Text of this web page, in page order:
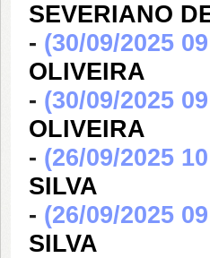
SEVERIANO
- (30/09/2025
OLIVEIRA
- (30/09/2025
OLIVEIRA
- (26/09/2025
SILVA
- (26/09/2025
SILVA